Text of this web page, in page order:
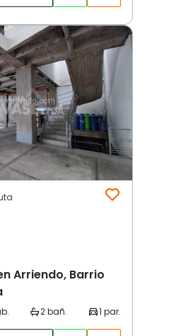
Arriendo, Barrio